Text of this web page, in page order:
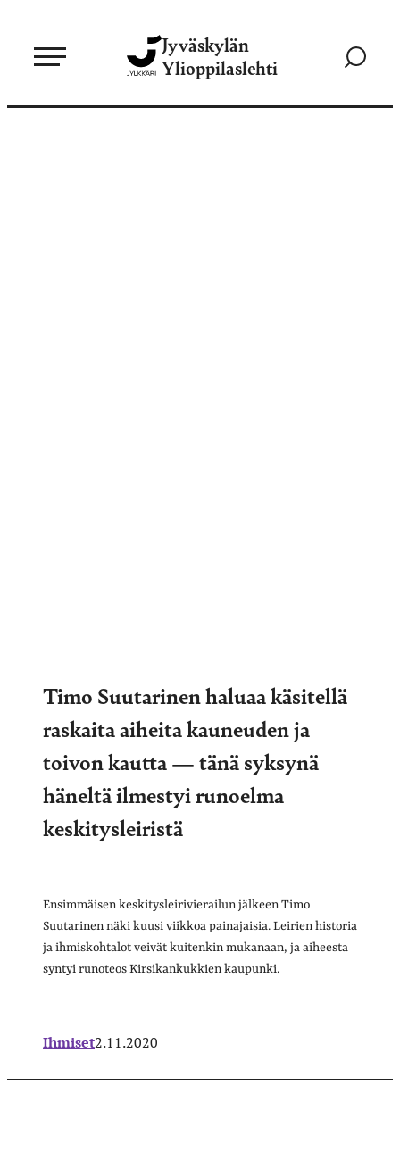
sisältöön
Jyväskylän
Ylioppilaslehti
Siirry
Timo Suutarinen haluaa käsitellä
raskaita aiheita kauneuden ja
toivon kautta — tänä syksynä
häneltä ilmestyi runoelma
keskitysleiristä
Ensimmäisen keskitysleirivierailun jälkeen Timo
Suutarinen näki kuusi viikkoa painajaisia. Leirien historia
ja ihmiskohtalot veivät kuitenkin mukanaan, ja aiheesta
syntyi runoteos Kirsikankukkien kaupunki.
Ihmiset2.11.2020